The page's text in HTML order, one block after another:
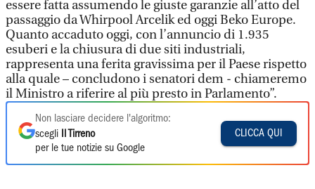
essere fatta assumendo le giuste garanzie all’atto del
passaggio da Whirpool Arcelik ed oggi Beko Europe.
Quanto accaduto oggi, con l’annuncio di 1.935
esuberi e la chiusura di due siti industriali,
rappresenta una ferita gravissima per il Paese rispetto
alla quale – concludono i senatori dem - chiameremo
il Ministro a riferire al più presto in Parlamento”.
Non lasciare decidere l'algoritmo:
scegli
Il Tirreno
per le tue notizie su Google
CLICCA QUI